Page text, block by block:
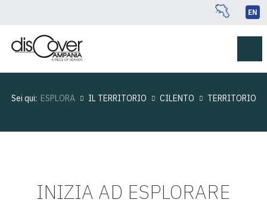
EN
Sei qui: ESPLORA IL TERRITORIO CILENTO TERRITORIO
INIZIA AD ESPLORARE